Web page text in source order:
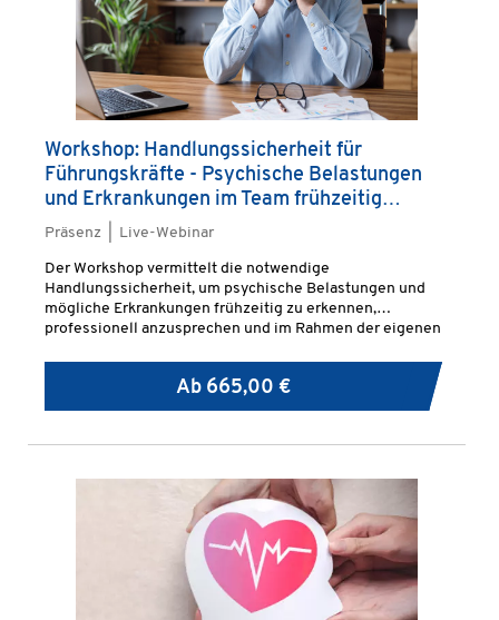
Workshop: Handlungssicherheit für
Führungskräfte - Psychische Belastungen
und Erkrankungen im Team frühzeitig
erkennen und professionell ansprechen
Präsenz | Live-Webinar
Der Workshop vermittelt die notwendige
Handlungssicherheit, um psychische Belastungen und
mögliche Erkrankungen frühzeitig zu erkennen,
professionell anzusprechen und im Rahmen der eigenen
Ab 665,00 €